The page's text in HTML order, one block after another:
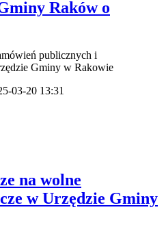
Raków o
publicznych i
Gminy w Rakowie
03-20 13:31
na wolne
w Urzędzie Gminy